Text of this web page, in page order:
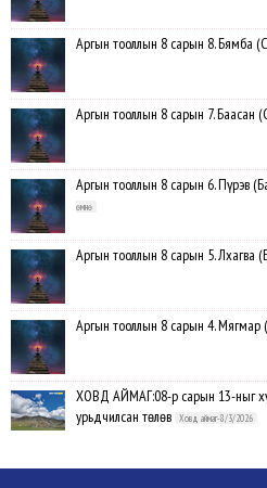
Аргын тооллын 8 сарын 8. Бямба
Аргын тооллын 8 сарын 7. Баасан
Аргын тооллын 8 сарын 6. Пүрэв
өмнө
Аргын тооллын 8 сарын 5. Лхагва
Аргын тооллын 8 сарын 4. Мягмар
ХОВД АЙМАГ:08-р сарын 13-ныг
урьдчилсан төлөв
Ховд аймаг-8/3/2026
Аргын тооллын 8 сарын 3. Даваа